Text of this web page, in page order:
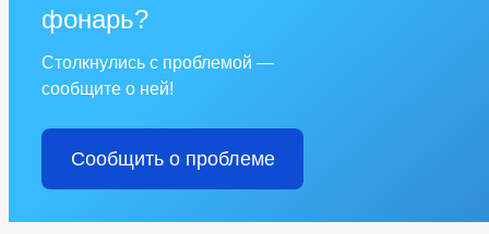
фонарь?
Столкнулись с проблемой —
сообщите о ней!
Сообщить о проблеме